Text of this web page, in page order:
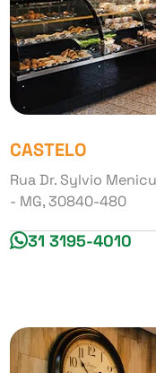
CASTELO
Rua Dr. Sylvio
- MG, 30840-480
31 3195-4010